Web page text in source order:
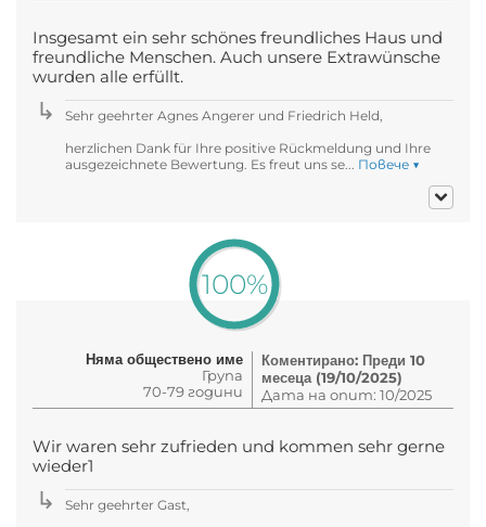
Insgesamt ein sehr schönes freundliches Haus und
freundliche Menschen. Auch unsere Extrawünsche
wurden alle erfüllt.
Sehr geehrter Agnes Angerer und Friedrich Held,
herzlichen Dank für Ihre positive Rückmeldung und Ihre
ausgezeichnete Bewertung. Es freut uns se... Повече ▼
100%
Няма обществено име
Група
70-79 години
Коментирано: Преди 10
месеца (19/10/2025)
Дата на опит: 10/2025
Wir waren sehr zufrieden und kommen sehr gerne
wieder1
Sehr geehrter Gast,